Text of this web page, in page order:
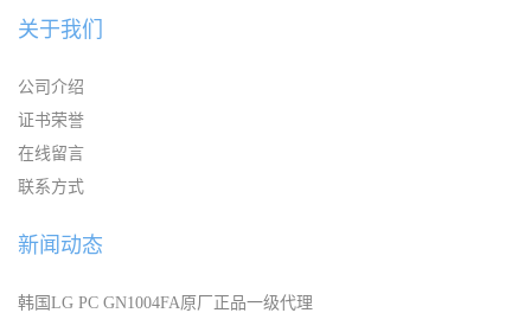
关于我们
公司介绍
证书荣誉
在线留言
联系方式
新闻动态
韩国LG PC GN1004FA原厂正品一级代理